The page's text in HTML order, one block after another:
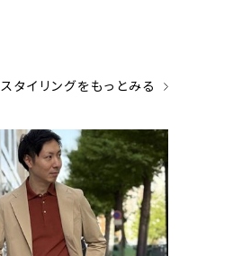
スタイリングをもっとみる